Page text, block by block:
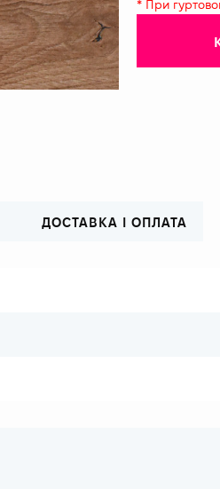
* При
ДОСТАВКА І ОПЛАТА